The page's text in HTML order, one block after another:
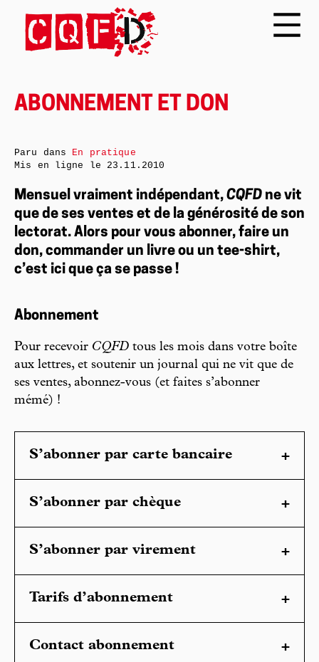
ABONNEMENT ET DON
Mensuel vraiment indépendant, CQFD ne vit
que de ses ventes et de la générosité de son
lectorat. Alors pour vous abonner, faire un
don, commander un livre ou un tee-shirt,
c’est ici que ça se passe !
Abonnement
Pour recevoir CQFD tous les mois dans votre boîte
aux lettres, et soutenir un journal qui ne vit que de
ses ventes, abonnez-vous (et faites s’abonner
mémé) !
S’abonner par carte bancaire
S’abonner par chèque
S’abonner par virement
Tarifs d’abonnement
Contact abonnement
Paru dans En pratique
Mis en ligne le 23.11.2010